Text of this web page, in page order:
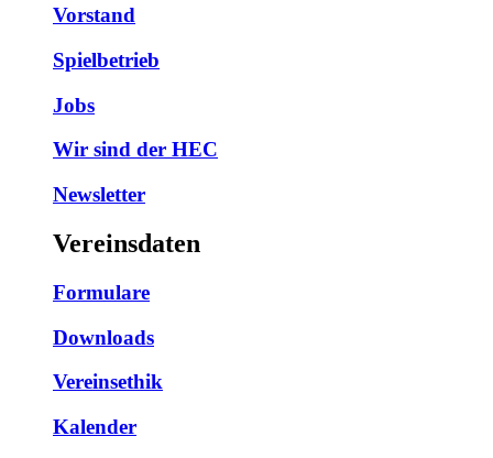
Vorstand
Spielbetrieb
Jobs
Wir sind der HEC
Newsletter
Vereinsdaten
Formulare
Downloads
Vereinsethik
Kalender